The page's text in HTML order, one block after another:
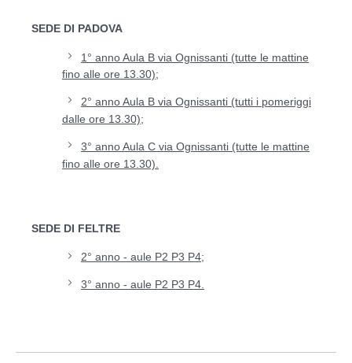
SEDE DI PADOVA
1° anno Aula B via Ognissanti (tutte le mattine
fino alle ore 13.30);
2° anno Aula B via Ognissanti (tutti i pomeriggi
dalle ore 13.30);
3° anno Aula C via Ognissanti (tutte le mattine
fino alle ore 13.30).
SEDE DI FELTRE
2° anno - aule P2 P3 P4;
3° anno - aule P2 P3 P4.